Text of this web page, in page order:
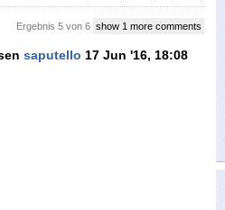
Ergebnis 5 von 6 show 1 more comments
saputello 17 Jun '16, 18:08